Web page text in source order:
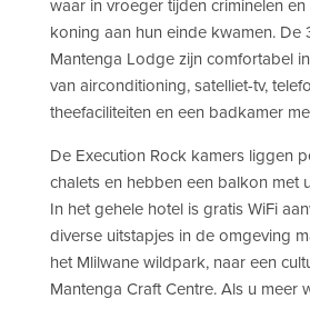
waar in vroeger tijden criminelen
koning aan hun einde kwamen. De
Mantenga Lodge zijn comfortabel
van airconditioning, satelliet-tv,
theefaciliteiten en een badkamer
De Execution Rock kamers liggen
chalets en hebben een balkon met
In het gehele hotel is gratis WiFi
diverse uitstapjes in de omgeving
het Mlilwane wildpark, naar een
Mantenga Craft Centre. Als u meer